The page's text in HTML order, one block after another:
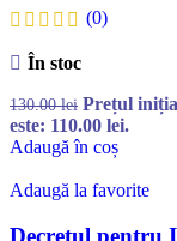
(0)
În stoc
130.00lei Prețul
este: 110.00 lei.
Adaugă în coș
Adaugă la favorite
Decretul pentru